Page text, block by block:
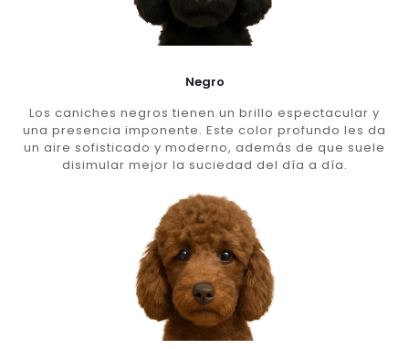
Negro
Los caniches negros tienen un brillo espectacular y
una presencia imponente. Este color profundo les da
un aire sofisticado y moderno, además de que suele
disimular mejor la suciedad del día a día.